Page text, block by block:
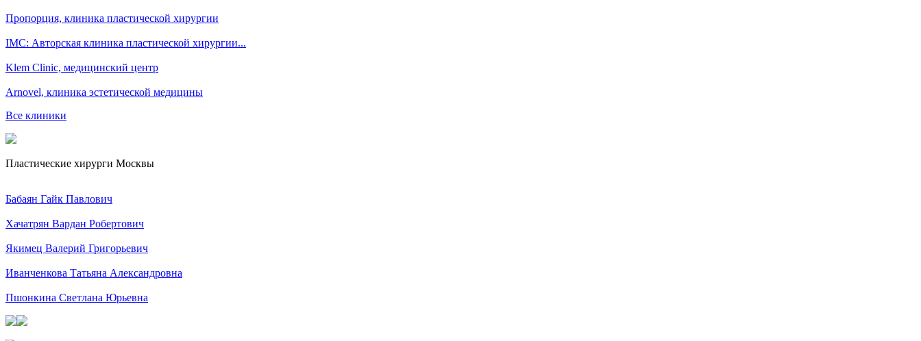
Пропорция, клиника пластической хирургии
IMC: Авторская клиника пластической хирургии...
Klem Clinic, медицинский центр
Arnovel, клиника эстетической медицины
Все клиники
Пластические хирурги Москвы
Бабаян Гайк Павлович
Хачатрян Вардан Робертович
Якимец Валерий Григорьевич
Иванченкова Татьяна Александровна
Пшонкина Светлана Юрьевна